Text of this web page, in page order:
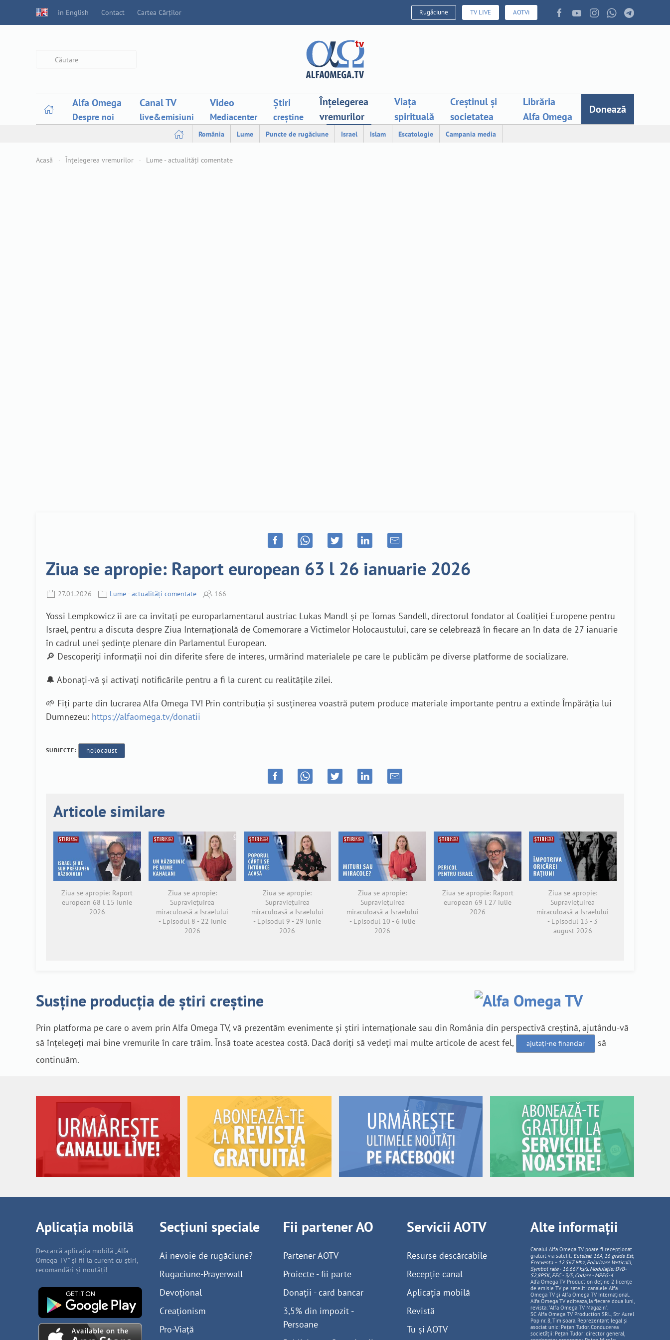
in English Contact Cartea Cărților Rugăciune TV LIVE AOTVi
Alfa Omega
Despre noi
Canal TV
live&emisiuni
Video
Mediacenter
Știri
creștine
Înțelegerea
vremurilor
Viața
spirituală
Creștinul și
societatea
Librăria
Alfa Omega
Donează
România Lume Puncte de rugăciune Israel Islam Escatologie Campania media
Acasă Înțelegerea vremurilor Lume - actualități comentate
Ziua se apropie: Raport european 63 l 26 ianuarie 2026
27.01.2026 Lume - actualități comentate 166
Yossi Lempkowicz îi are ca invitați pe europarlamentarul austriac Lukas Mandl și pe Tomas Sandell, directorul fondator al Coaliției Europene pentru
Israel, pentru a discuta despre Ziua Internațională de Comemorare a Victimelor Holocaustului, care se celebrează în fiecare an în data de 27 ianuarie
în cadrul unei ședințe plenare din Parlamentul European.
🔎 Descoperiți informații noi din diferite sfere de interes, urmărind materialele pe care le publicăm pe diverse platforme de socializare.
🔔 Abonați-vă și activați notificările pentru a fi la curent cu realitățile zilei.
🌱 Fiți parte din lucrarea Alfa Omega TV! Prin contribuția și susținerea voastră putem produce materiale importante pentru a extinde Împărăția lui
Dumnezeu: https://alfaomega.tv/donatii
SUBIECTE: holocaust
Articole similare
Ziua se apropie: Raport
european 68 l 15 iunie
2026
Ziua se apropie:
Supraviețuirea
miraculoasă a Israelului
- Episodul 8 - 22 iunie
2026
Ziua se apropie:
Supraviețuirea
miraculoasă a Israelului
- Episodul 9 - 29 iunie
2026
Ziua se apropie:
Supraviețuirea
miraculoasă a Israelului
- Episodul 10 - 6 iulie
2026
Ziua se apropie: Raport
european 69 l 27 iulie
2026
Ziua se apropie:
Supraviețuirea
miraculoasă a Israelului
- Episodul 13 - 3
august 2026
Susține producția de știri creștine
Prin platforma pe care o avem prin Alfa Omega TV, vă prezentăm evenimente și știri internaționale sau din România din perspectivă creștină, ajutându-vă
să înțelegeți mai bine vremurile în care trăim. Însă toate acestea costă. Dacă doriți să vedeți mai multe articole de acest fel,
ajutați-ne financiar
să
continuăm.
Aplicația mobilă
Descarcă aplicația mobilă „Alfa
Omega TV” și fii la curent cu știri,
recomandări și noutăți!
Secțiuni speciale
Ai nevoie de rugăciune?
Rugaciune-Prayerwall
Devoțional
Creaționism
Pro-Viață
Fii partener AO
Partener AOTV
Proiecte - fii parte
Donații - card bancar
3,5% din impozit -
Persoane
Servicii AOTV
Resurse descărcabile
Recepție canal
Aplicația mobilă
Revistă
Tu și AOTV
Alte informații
Canalul Alfa Omega TV poate fi recepționat
gratuit via satelit: Eutelsat 16A, 16 grade Est,
Frecventa – 12.567 Mhz, PolarizareVerticală,
Symbol rate - 16.667 ks/s, Modulație: DVB-
S2,8PSK, FEC - 3/5, Codare - MPEG-4.
Alfa Omega TV Production deține 2 licențe
de emisie TV pe satelit: canalele Alfa
Omega TV și Alfa Omega TV Internațional.
Alfa Omega TV editeaza, la fiecare doua luni,
revista: "Alfa Omega TV Magazin".
SC Alfa Omega TV Production SRL, Str Aurel
Pop nr. 8, Timisoara. Reprezentant legal și
asociat unic: Pețan Tudor. Conducerea
societății: Pețan Tudor: director general,